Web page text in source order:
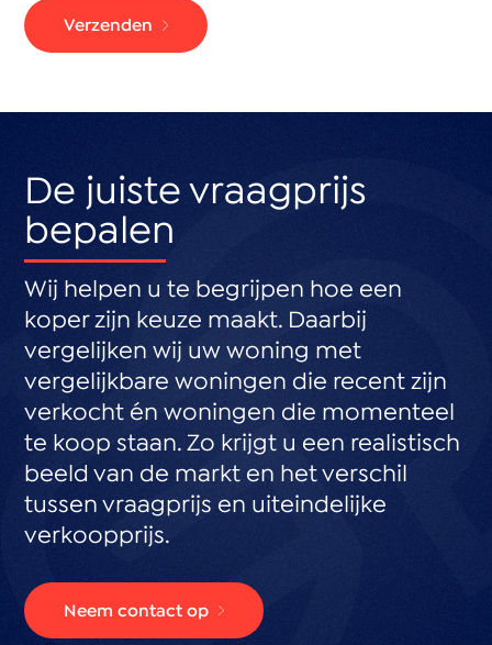
Verzenden
De juiste vraagprijs
bepalen
Wij helpen u te begrijpen hoe een
koper zijn keuze maakt. Daarbij
vergelijken wij uw woning met
vergelijkbare woningen die recent zijn
verkocht én woningen die momenteel
te koop staan. Zo krijgt u een realistisch
beeld van de markt en het verschil
tussen vraagprijs en uiteindelijke
verkoopprijs.
Neem contact op